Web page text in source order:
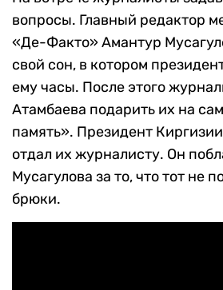
вопросы. Главный редактор
«Де-Факто» Амантур
свой сон, в котором
ему часы. После этого
Атамбаева подарить их на
память». Президент
отдал их журналисту. Он
Мусагулова за то, что тот не
брюки.